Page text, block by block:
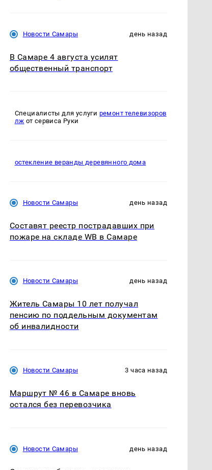
СМИ: В Химках на
Новости Самары день назад
В Самаре 4 августа усилят
общественный транспорт
Специалисты для услуги ремонт телевизоров
лж от сервиса Руки
остекление веранды деревянного дома
Новости Самары день назад
Составят реестр пострадавших при
пожаре на складе WB в Самаре
Новости Самары день назад
Житель Самары 10 лет получал
пенсию по поддельным документам
об инвалидности
Новости Самары 3 часа назад
Маршрут № 46 в Самаре вновь
остался без перевозчика
Новости Самары день назад